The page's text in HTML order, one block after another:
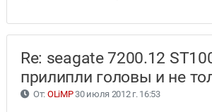
Re: seagate 7200.12
прилипли головы и не
От: OLiMP30 июля 2012 г. 16:53